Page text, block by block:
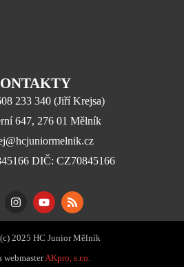
233 340 (Jiří Krejsa)
647, 276 01 Mělník
DIČ: CZ70845166
2025 HC Junior Mělník
webmasterAKpro, s.r.o.